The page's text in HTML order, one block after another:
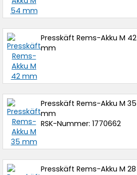
Presskäft Rems-Akku M 42
mm
Presskäft Rems-Akku M 35
mm
RSK-Nummer: 1770662
Presskäft Rems-Akku M 28